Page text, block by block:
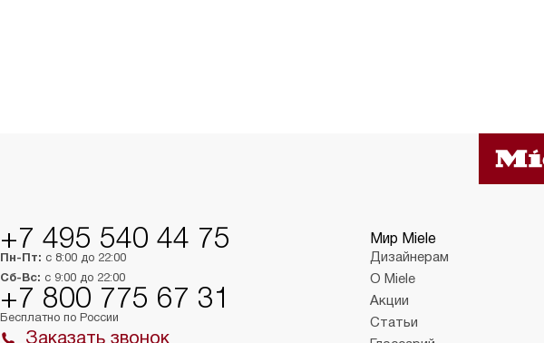
+7 495 540 44 75
Пн-Пт: с 8:00 до 22:00
Сб-Вс: с 9:00 до 22:00
+7 800 775 67 31
Бесплатно по России
Заказать звонок
Мир Miele
Дизайнерам
О Miele
Акции
Статьи